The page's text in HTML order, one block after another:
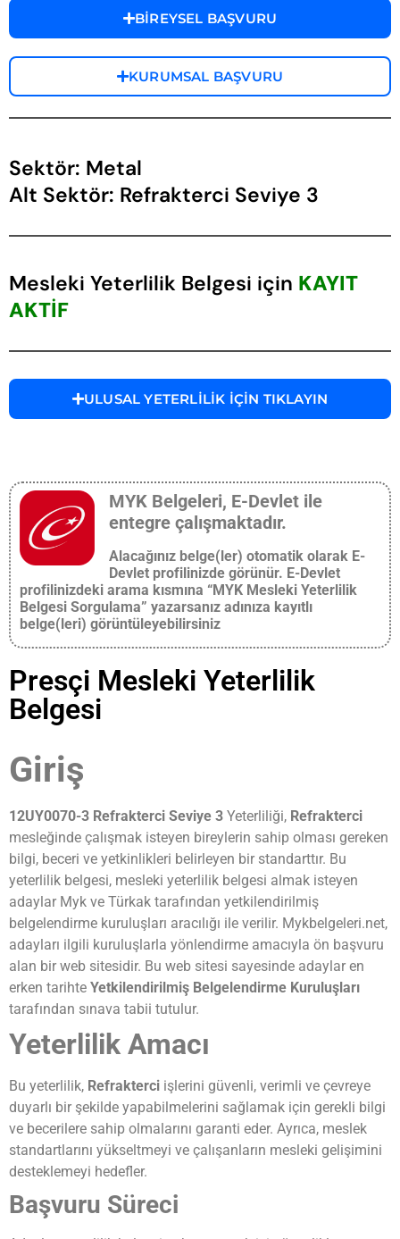
BİREYSEL BAŞVURU
KURUMSAL BAŞVURU
Sektör: Metal
Alt Sektör: Refrakterci Seviye 3
Mesleki Yeterlilik Belgesi için KAYIT
AKTİF
ULUSAL YETERLİLİK İÇİN TIKLAYIN
MYK Belgeleri, E-Devlet ile
entegre çalışmaktadır.
Alacağınız belge(ler) otomatik olarak E-
Devlet profilinizde görünür. E-Devlet
profilinizdeki arama kısmına “MYK Mesleki Yeterlilik
Belgesi Sorgulama” yazarsanız adınıza kayıtlı
belge(leri) görüntüleyebilirsiniz
Presçi Mesleki Yeterlilik
Belgesi
Giriş
12UY0070-3 Refrakterci Seviye 3 Yeterliliği, Refrakterci
mesleğinde çalışmak isteyen bireylerin sahip olması gereken
bilgi, beceri ve yetkinlikleri belirleyen bir standarttır. Bu
yeterlilik belgesi, mesleki yeterlilik belgesi almak isteyen
adaylar Myk ve Türkak tarafından yetkilendirilmiş
belgelendirme kuruluşları aracılığı ile verilir. Mykbelgeleri.net,
adayları ilgili kuruluşlarla yönlendirme amacıyla ön başvuru
alan bir web sitesidir. Bu web sitesi sayesinde adaylar en
erken tarihte Yetkilendirilmiş Belgelendirme Kuruluşları
tarafından sınava tabii tutulur.
Yeterlilik Amacı
Bu yeterlilik, Refrakterci işlerini güvenli, verimli ve çevreye
duyarlı bir şekilde yapabilmelerini sağlamak için gerekli bilgi
ve becerilere sahip olmalarını garanti eder. Ayrıca, meslek
standartlarını yükseltmeyi ve çalışanların mesleki gelişimini
desteklemeyi hedefler.
Başvuru Süreci